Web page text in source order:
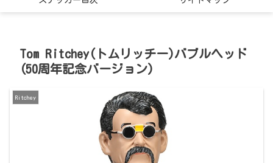
Tom Ritchey(トムリッチー)バブルヘッド
(50周年記念バージョン)
Ritchey